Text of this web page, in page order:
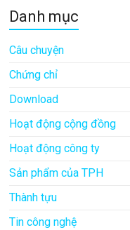
Danh mục
Câu chuyện
Chứng chỉ
Download
Hoạt động cộng đồng
Hoạt động công ty
Sản phẩm của TPH
Thành tựu
Tin công nghệ